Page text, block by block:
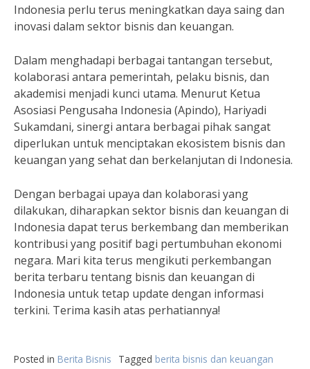
Indonesia perlu terus meningkatkan daya saing dan
inovasi dalam sektor bisnis dan keuangan.
Dalam menghadapi berbagai tantangan tersebut,
kolaborasi antara pemerintah, pelaku bisnis, dan
akademisi menjadi kunci utama. Menurut Ketua
Asosiasi Pengusaha Indonesia (Apindo), Hariyadi
Sukamdani, sinergi antara berbagai pihak sangat
diperlukan untuk menciptakan ekosistem bisnis dan
keuangan yang sehat dan berkelanjutan di Indonesia.
Dengan berbagai upaya dan kolaborasi yang
dilakukan, diharapkan sektor bisnis dan keuangan di
Indonesia dapat terus berkembang dan memberikan
kontribusi yang positif bagi pertumbuhan ekonomi
negara. Mari kita terus mengikuti perkembangan
berita terbaru tentang bisnis dan keuangan di
Indonesia untuk tetap update dengan informasi
terkini. Terima kasih atas perhatiannya!
Posted in Berita Bisnis Tagged berita bisnis dan keuangan